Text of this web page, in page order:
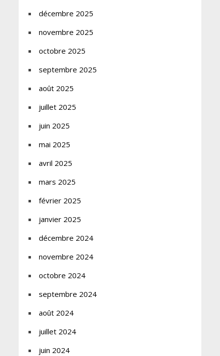
décembre 2025
novembre 2025
octobre 2025
septembre 2025
août 2025
juillet 2025
juin 2025
mai 2025
avril 2025
mars 2025
février 2025
janvier 2025
décembre 2024
novembre 2024
octobre 2024
septembre 2024
août 2024
juillet 2024
juin 2024